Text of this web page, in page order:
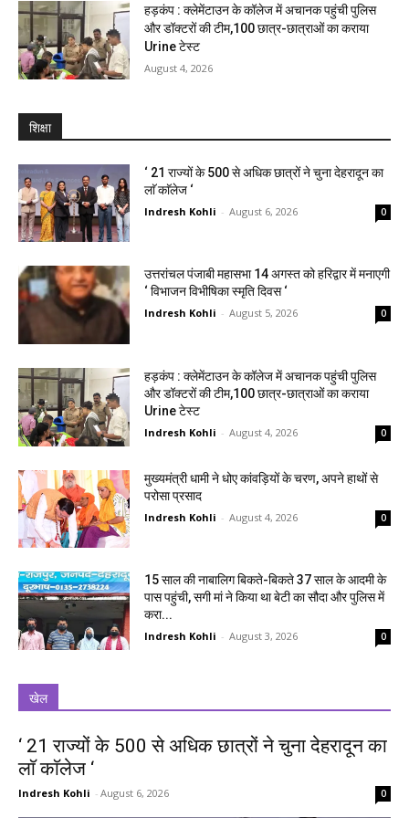
हड़कंप : क्लेमेंटाउन के कॉलेज में अचानक पहुंची पुलिस
और डॉक्टरों की टीम,100 छात्र-छात्राओं का कराया
Urine टेस्ट
August 4, 2026
शिक्षा
‘ 21 राज्यों के 500 से अधिक छात्रों ने चुना देहरादून का
लाॅ काॅलेज ‘
Indresh Kohli - August 6, 2026 0
उत्तरांचल पंजाबी महासभा 14 अगस्त को हरिद्वार में मनाएगी
‘ विभाजन विभीषिका स्मृति दिवस ‘
Indresh Kohli - August 5, 2026 0
हड़कंप : क्लेमेंटाउन के कॉलेज में अचानक पहुंची पुलिस
और डॉक्टरों की टीम,100 छात्र-छात्राओं का कराया
Urine टेस्ट
Indresh Kohli - August 4, 2026 0
मुख्यमंत्री धामी ने धोए कांवड़ियों के चरण, अपने हाथों से
परोसा प्रसाद
Indresh Kohli - August 4, 2026 0
15 साल की नाबालिग बिकते-बिकते 37 साल के आदमी के
पास पहुंची, सगी मां ने किया था बेटी का सौदा और पुलिस में
करा...
Indresh Kohli - August 3, 2026 0
खेल
‘ 21 राज्यों के 500 से अधिक छात्रों ने चुना देहरादून का
लाॅ काॅलेज ‘
Indresh Kohli - August 6, 2026 0